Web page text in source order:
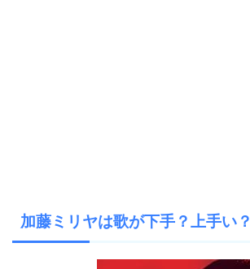
加藤ミリヤは歌が下手？上手い？